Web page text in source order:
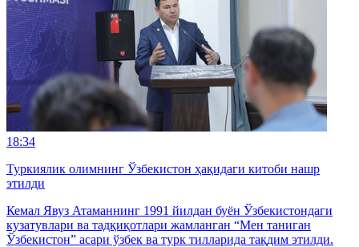
18:34
Туркиялик олимнинг Ўзбекистон ҳақидаги китоби нашр
этилди
Кемал Явуз Атаманнинг 1991 йилдан буён Ўзбекистондаги
кузатувлари ва тадқиқотлари жамланган “Мен таниган
Ўзбекистон” асари ўзбек ва турк тилларида тақдим этилди.